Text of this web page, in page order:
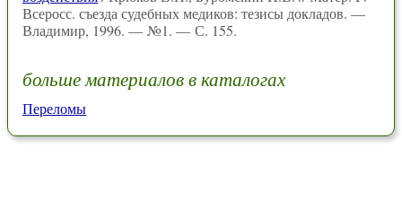
Всеросс. съезда судебных медиков: тезисы докладов. —
Владимир, 1996. — №1. — С. 155.
больше материалов в каталогах
Переломы